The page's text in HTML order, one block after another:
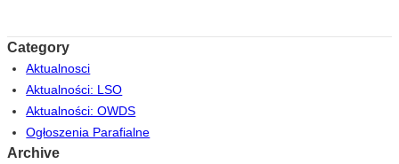
Category
Aktualnosci
Aktualności: LSO
Aktualności: OWDS
Ogłoszenia Parafialne
Archive